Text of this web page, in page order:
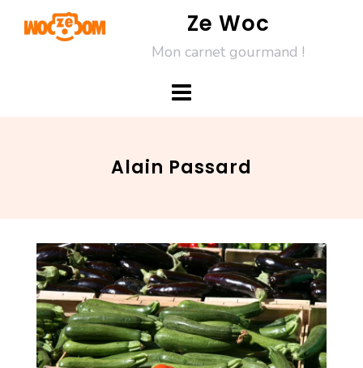
Ze Woc
Mon carnet gourmand !
Alain Passard